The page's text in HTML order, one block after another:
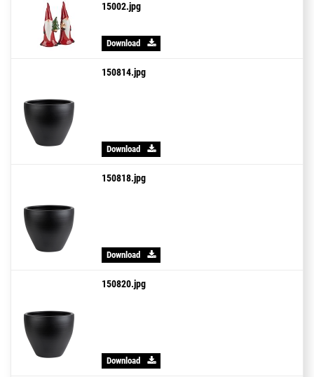
15002.jpg
Download
150814.jpg
Download
150818.jpg
Download
150820.jpg
Download